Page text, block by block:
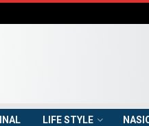
LIFE STYLE